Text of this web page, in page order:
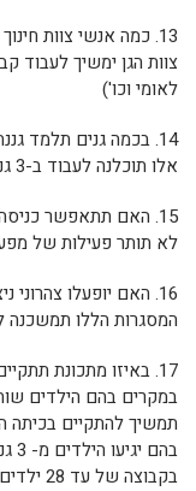
13. כמה אנשי צוות חינוך יוכלו ללמד בגן?
צוות הגן ימשיך לעבוד
לאומי וכו')
14. בכמה גנים תלמד גננת משלימה או סייעת משלימה?
אלו תוכלנה לעבוד ב-3 גנים לכל היותר, במלוא היקף משרתן.
15. האם תתאפשר כניסה של מפעילים חיצוניים אל הגן?
לא תותר פעילות של
16. האם יופעלו צהרוני ניצנים ומיל"ת בגנים?
המסגרות הללו תמשכנה לפעול כבשגרה
17. באיזו מתכונת תתקיים הלמידה בצהרונים?
במקרים בהם הילדים
בקבוצה של עד 28 ילדים.